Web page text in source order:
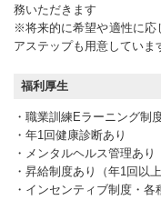
務いただきます
※将来的に希望や適性に応
アステップも用意していま
福利厚生
・職業訓練Eラーニング制
・年1回健康診断あ
・メンタルヘルス管理あり
・昇給制度あり（年1回以上
・インセンティブ制度・各